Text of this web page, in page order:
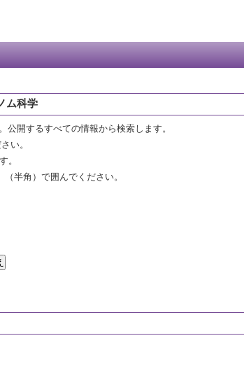
ム科学
開するすべての情報から検索します。
い。
。
半角）で囲んでください。